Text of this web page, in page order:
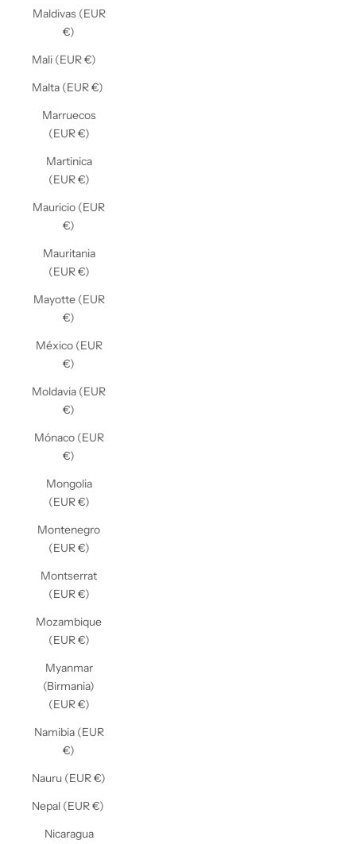
Maldivas (EUR
€)
Mali (EUR €)
Malta (EUR €)
Marruecos
(EUR €)
Martinica
(EUR €)
Mauricio (EUR
€)
Mauritania
(EUR €)
Mayotte (EUR
€)
México (EUR
€)
Moldavia (EUR
€)
Mónaco (EUR
€)
Mongolia
(EUR €)
Montenegro
(EUR €)
Montserrat
(EUR €)
Mozambique
(EUR €)
Myanmar
(Birmania)
(EUR €)
Namibia (EUR
€)
Nauru (EUR €)
Nepal (EUR €)
Nicaragua